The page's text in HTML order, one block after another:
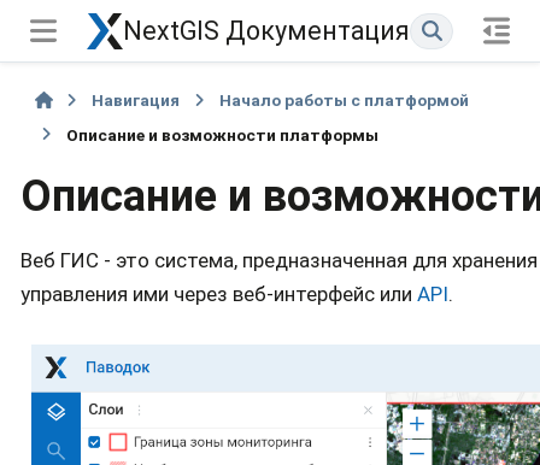
NextGIS Документация
Навигация
Начало работы с платформой
Описание и возможности платформы
Описание и
Веб ГИС - это система, предназначенная для
управления ими через веб-интерфейс или API.